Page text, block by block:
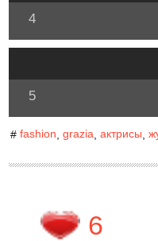
4
5
# fashion grazia, актрисы
6